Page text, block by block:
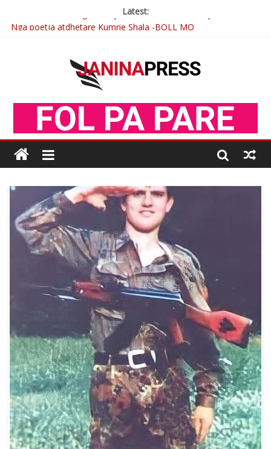
Latest:
Nga poetja atdhetare Kumrie Shala -BOLL MO
Çlirimtari Mentor Mushkolaj nderohet me mirenjohje nga
Xhevdet Qeriqi Dega e invalidëve në Fushë Kosovë
Postim me vlera nga artistja e mirëfilltë Mimoza Gjoni